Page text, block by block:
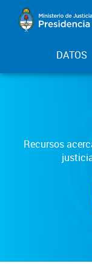
DATOS
Recursos